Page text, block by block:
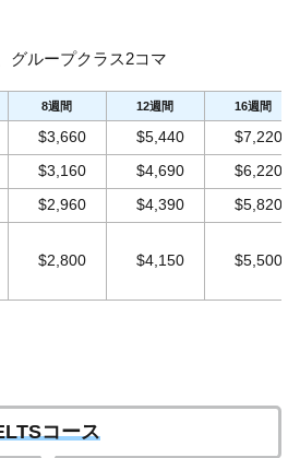
グループクラス2コマ
8週間 12週間 16週間
$3,660 $5,440 $7,220
$3,160 $4,690 $6,220
$2,960 $4,390 $5,820
$2,800 $4,150 $5,500
コース